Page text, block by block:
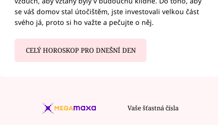
se váš domov stal útočištěm, jste investovali velkou část
svého já, proto si ho važte a pečujte o něj.
CELÝ HOROSKOP PRO DNEŠNÍ DEN
Vaše šťastná čísla